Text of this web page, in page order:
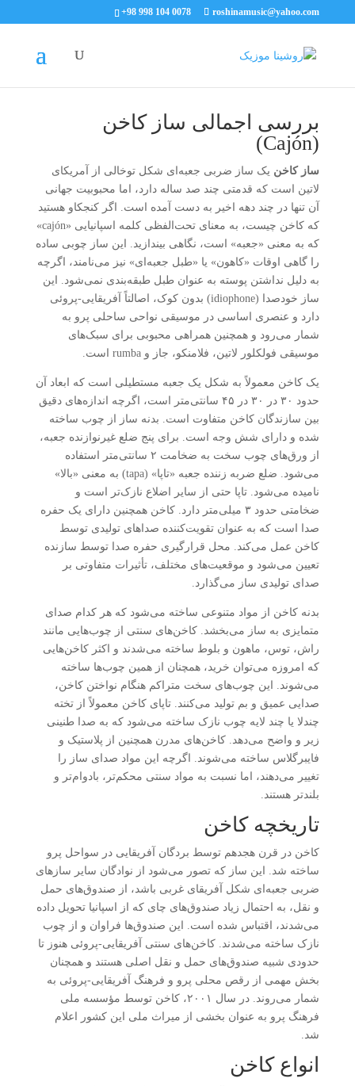
+98 998 104 0078 roshinamusic@yahoo.com
بررسی اجمالی ساز کاخن
(Cajón)
ساز کاخن یک ساز ضربی جعبه‌ای شکل توخالی از آمریکای
لاتین است که قدمتی چند صد ساله دارد، اما محبوبیت جهانی
آن تنها در چند دهه اخیر به دست آمده است. اگر کنجکاو هستید
که کاخن چیست، به معنای تحت‌الفظی کلمه اسپانیایی «cajón»
که به معنی «جعبه» است، نگاهی بیندازید. این ساز چوبی ساده
را گاهی اوقات «کاهون» یا «طبل جعبه‌ای» نیز می‌نامند، اگرچه
به دلیل نداشتن پوسته به عنوان طبل طبقه‌بندی نمی‌شود. این
ساز خودصدا (idiophone) بدون کوک، اصالتاً آفریقایی-پروئی
دارد و عنصری اساسی در موسیقی نواحی ساحلی پرو به
شمار می‌رود و همچنین همراهی محبوبی برای سبک‌های
موسیقی فولکلور لاتین، فلامنکو، جاز و rumba است.
یک کاخن معمولاً به شکل یک جعبه مستطیلی است که ابعاد آن
حدود ۳۰ در ۳۰ در ۴۵ سانتی‌متر است، اگرچه اندازه‌های دقیق
بین سازندگان کاخن متفاوت است. بدنه ساز از چوب ساخته
شده و دارای شش وجه است. برای پنج ضلع غیرنوازنده جعبه،
از ورق‌های چوب سخت به ضخامت ۲ سانتی‌متر استفاده
می‌شود. ضلع ضربه زننده جعبه «تاپا» (tapa) به معنی «بالا»
نامیده می‌شود. تاپا حتی از سایر اضلاع نازک‌تر است و
ضخامتی حدود ۳ میلی‌متر دارد. کاخن همچنین دارای یک حفره
صدا است که به عنوان تقویت‌کننده صداهای تولیدی توسط
کاخن عمل می‌کند. محل قرارگیری حفره صدا توسط سازنده
تعیین می‌شود و موقعیت‌های مختلف، تأثیرات متفاوتی بر
صدای تولیدی ساز می‌گذارد.
بدنه کاخن از مواد متنوعی ساخته می‌شود که هر کدام صدای
متمایزی به ساز می‌بخشد. کاخن‌های سنتی از چوب‌هایی مانند
راش، توس، ماهون و بلوط ساخته می‌شدند و اکثر کاخن‌هایی
که امروزه می‌توان خرید، همچنان از همین چوب‌ها ساخته
می‌شوند. این چوب‌های سخت متراکم هنگام نواختن کاخن،
صدایی عمیق و بم تولید می‌کنند. تاپای کاخن معمولاً از تخته
چندلا یا چند لایه چوب نازک ساخته می‌شود که به صدا طنینی
زیر و واضح می‌دهد. کاخن‌های مدرن همچنین از پلاستیک و
فایبرگلاس ساخته می‌شوند. اگرچه این مواد صدای ساز را
تغییر می‌دهند، اما نسبت به مواد سنتی محکم‌تر، بادوام‌تر و
بلندتر هستند.
تاریخچه کاخن
کاخن در قرن هجدهم توسط بردگان آفریقایی در سواحل پرو
ساخته شد. این ساز که تصور می‌شود از نوادگان سایر سازهای
ضربی جعبه‌ای شکل آفریقای غربی باشد، از صندوق‌های حمل
و نقل، به احتمال زیاد صندوق‌های چای که از اسپانیا تحویل داده
می‌شدند، اقتباس شده است. این صندوق‌ها فراوان و از چوب
نازک ساخته می‌شدند. کاخن‌های سنتی آفریقایی-پروئی هنوز تا
حدودی شبیه صندوق‌های حمل و نقل اصلی هستند و همچنان
بخش مهمی از رقص محلی پرو و فرهنگ آفریقایی-پروئی به
شمار می‌روند. در سال ۲۰۰۱، کاخن توسط مؤسسه ملی
فرهنگ پرو به عنوان بخشی از میراث ملی این کشور اعلام
شد.
انواع کاخن